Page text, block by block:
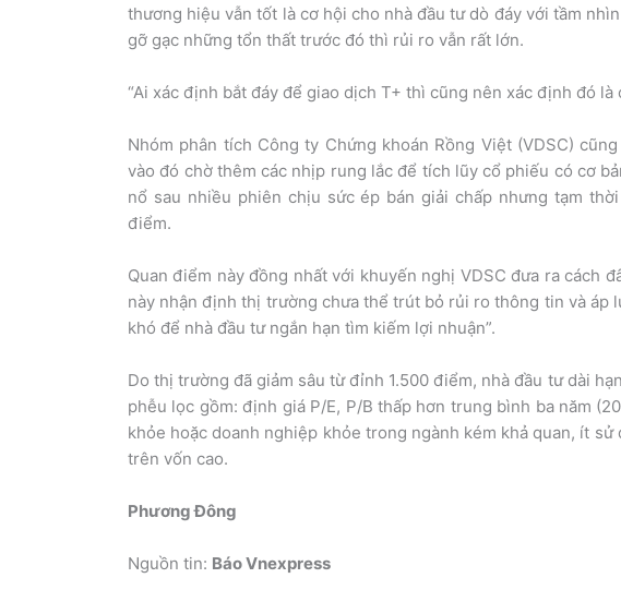
thương hiệu vẫn tốt là cơ hội cho nhà đầu tư dò đáy với tầm
gỡ gạc những tổn thất trước đó thì rủi ro vẫn rất lớn.
“Ai xác định bắt đáy để giao dịch T+ thì cũng nên xác định đó
Nhóm phân tích Công ty Chứng khoán Rồng Việt (VDSC)
vào đó chờ thêm các nhịp rung lắc để tích lũy cổ phiếu có cơ
nổ sau nhiều phiên chịu sức ép bán giải chấp nhưng tạm
điểm.
Quan điểm này đồng nhất với khuyến nghị VDSC đưa ra cách
này nhận định thị trường chưa thể trút bỏ rủi ro thông tin và áp
khó để nhà đầu tư ngắn hạn tìm kiếm lợi nhuận”.
Do thị trường đã giảm sâu từ đỉnh 1.500 điểm, nhà đầu tư dài
phễu lọc gồm: định giá P/E, P/B thấp hơn trung bình ba năm
khỏe hoặc doanh nghiệp khỏe trong ngành kém khả quan, ít
trên vốn cao.
Phương Đông
Nguồn tin: Báo Vnexpress